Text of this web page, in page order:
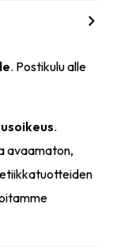
. Postikulu alle
.
avaamaton,